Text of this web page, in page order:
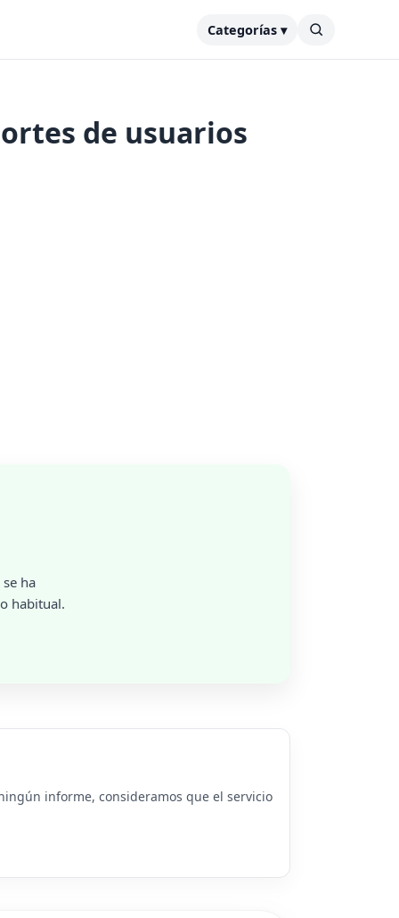
Categorías ▾
de usuarios
ha
habitual.
informe, consideramos que el servicio